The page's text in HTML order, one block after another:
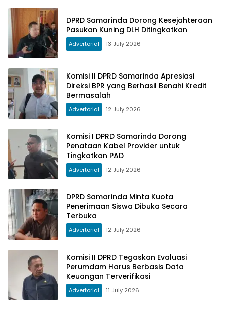
DPRD Samarinda Dorong Kesejahteraan
Pasukan Kuning DLH Ditingkatkan
Advertorial 13 July 2026
Komisi II DPRD Samarinda Apresiasi
Direksi BPR yang Berhasil Benahi Kredit
Bermasalah
Advertorial 12 July 2026
Komisi I DPRD Samarinda Dorong
Penataan Kabel Provider untuk
Tingkatkan PAD
Advertorial 12 July 2026
DPRD Samarinda Minta Kuota
Penerimaan Siswa Dibuka Secara
Terbuka
Advertorial 12 July 2026
Komisi II DPRD Tegaskan Evaluasi
Perumdam Harus Berbasis Data
Keuangan Terverifikasi
Advertorial 11 July 2026